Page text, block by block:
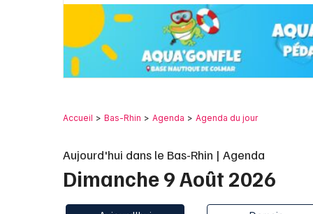
Accueil Bas-Rhin Agenda Agenda du jour
Aujourd'hui dans le Bas-Rhin | Agenda
Dimanche 9 Août 2026
Bas-Rhin (67) Alsace Partout Près de moi